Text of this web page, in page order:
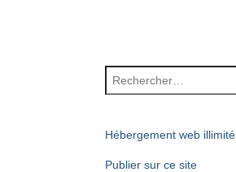
Hébergement web illimité
Publier sur ce site